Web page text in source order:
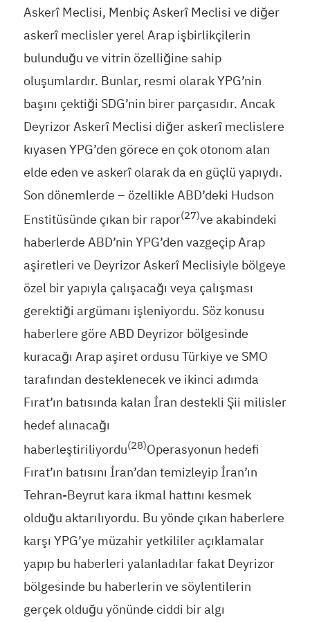
Askerî Meclisi, Menbiç Askerî Meclisi ve diğer
askerî meclisler yerel Arap işbirlikçilerin
bulunduğu ve vitrin özelliğine sahip
oluşumlardır. Bunlar, resmi olarak YPG’nin
başını çektiği SDG’nin birer parçasıdır. Ancak
Deyrizor Askerî Meclisi diğer askerî meclislere
kıyasen YPG’den görece en çok otonom alan
elde eden ve askerî olarak da en güçlü yapıydı.
Son dönemlerde – özellikle ABD’deki Hudson
Enstitüsünde çıkan bir rapor(27)ve akabindeki
haberlerde ABD’nin YPG’den vazgeçip Arap
aşiretleri ve Deyrizor Askerî Meclisiyle bölgeye
özel bir yapıyla çalışacağı veya çalışması
gerektiği argümanı işleniyordu. Söz konusu
haberlere göre ABD Deyrizor bölgesinde
kuracağı Arap aşiret ordusu Türkiye ve SMO
tarafından desteklenecek ve ikinci adımda
Fırat’ın batısında kalan İran destekli Şii milisler
hedef alınacağı
haberleştiriliyordu(28)Operasyonun hedefi
Fırat’ın batısını İran’dan temizleyip İran’ın
Tehran-Beyrut kara ikmal hattını kesmek
olduğu aktarılıyordu. Bu yönde çıkan haberlere
karşı YPG’ye müzahir yetkililer açıklamalar
yapıp bu haberleri yalanladılar fakat Deyrizor
bölgesinde bu haberlerin ve söylentilerin
gerçek olduğu yönünde ciddi bir algı